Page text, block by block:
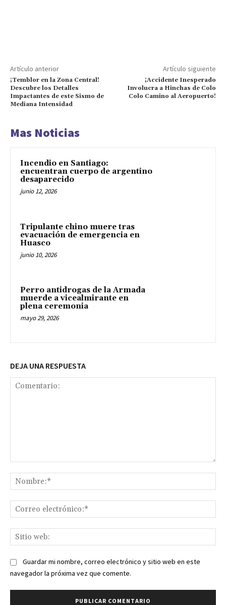
Artículo anterior
¡Temblor en la Zona Central!
Descubre los Detalles
Impactantes de este Sismo de
Mediana Intensidad
Artículo siguiente
¡Accidente Inesperado
Involucra a Hinchas de Colo
Colo Camino al Aeropuerto!
Mas Noticias
Incendio en Santiago:
encuentran cuerpo de argentino
desaparecido
junio 12, 2026
Tripulante chino muere tras
evacuación de emergencia en
Huasco
junio 10, 2026
Perro antidrogas de la Armada
muerde a vicealmirante en
plena ceremonia
mayo 29, 2026
DEJA UNA RESPUESTA
Guardar mi nombre, correo electrónico y sitio web en este
navegador la próxima vez que comente.